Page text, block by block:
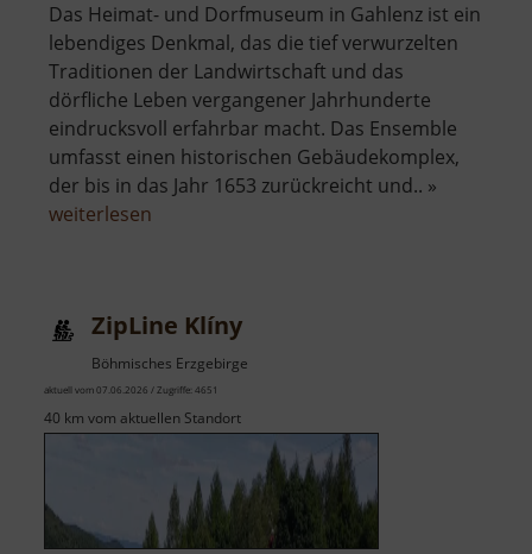
Das Heimat- und Dorfmuseum in Gahlenz ist ein
lebendiges Denkmal, das die tief verwurzelten
Traditionen der Landwirtschaft und das
dörfliche Leben vergangener Jahrhunderte
eindrucksvoll erfahrbar macht. Das Ensemble
umfasst einen historischen Gebäudekomplex,
der bis in das Jahr 1653 zurückreicht und.. »
weiterlesen
ZipLine Klíny
Böhmisches Erzgebirge
aktuell vom 07.06.2026 / Zugriffe: 4651
40 km vom aktuellen Standort